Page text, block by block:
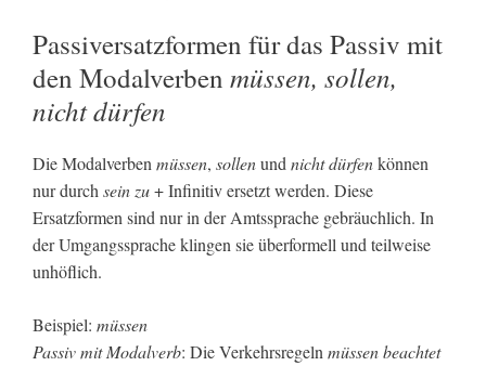
Passiversatzformen für das Passiv mit
den Modalverben müssen, sollen,
nicht dürfen
Die Modalverben müssen, sollenund nicht dürfenkönnen
nur durch sein zu+ Infinitiv ersetzt werden. Diese
Ersatzformen sind nur in der Amtssprache gebräuchlich. In
der Umgangssprache klingen sie überformell und teilweise
unhöflich.
Beispiel: müssen
Passiv mit Modalverb: Die Verkehrsregeln müssen beachtet